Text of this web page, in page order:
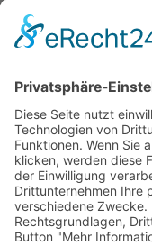
Tekal – Textile
Exklusive moderne
Feuerwerk XXL
Pyrotechnik online